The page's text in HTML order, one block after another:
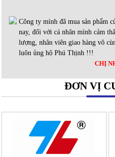
Công ty mình đã mua sản phẩm
nay, đối với cá nhân mình cảm
lượng, nhân viên giao hàng vô
luôn ủng hộ Phú Thịnh !!!
CHỊ
ĐƠN VỊ